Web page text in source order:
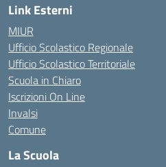
Link Esterni
MIUR
Ufficio Scolastico Regionale
Ufficio Scolastico Territoriale
Scuola in Chiaro
Iscrizioni On Line
Invalsi
Comune
La Scuola